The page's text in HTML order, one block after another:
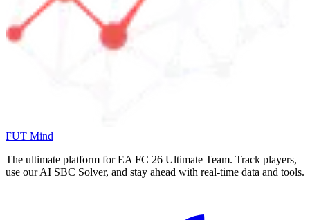
FUT Mind
The ultimate platform for EA FC 26 Ultimate Team. Track players,
use our AI SBC Solver, and stay ahead with real-time data and tools.